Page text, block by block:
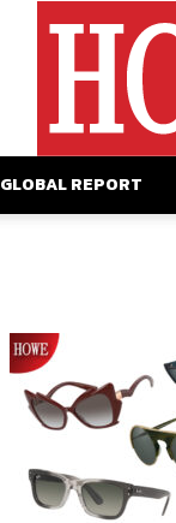
GLOBAL REPORT